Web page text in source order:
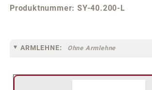
Produktnummer:SY-40.200-L
ARMLEHNE: Ohne Armlehne